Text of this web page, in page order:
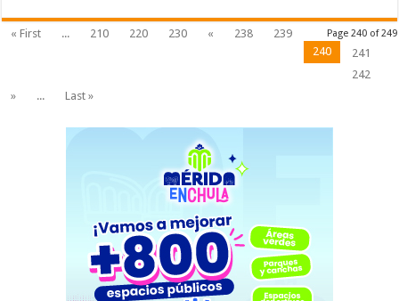
Page 240 of 249
« First ... 210 220 230 « 238
239
240
241
242
»
... Last »